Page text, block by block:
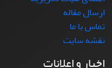
ارسال مقاله
تماس با ما
نقشه سایت
اخبار و اعلانات